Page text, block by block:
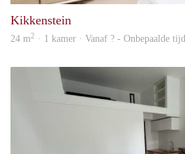
Kikkenstein
24 m2 · 1 kamer · Vanaf ? - Onbepaalde tijd